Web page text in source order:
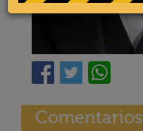
Comentarios